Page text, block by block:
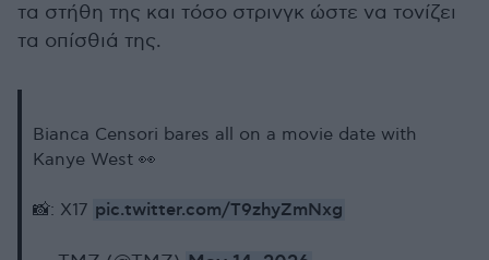
τα στήθη της και τόσο στρινγκ ώστε να τονίζει
τα οπίσθιά της.
Bianca Censori bares all on a movie date with
Kanye West 👀
📸: X17 pic.twitter.com/T9zhyZmNxg